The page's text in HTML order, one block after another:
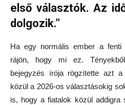
első választók. Az
dolgozik.”
Ha egy normális ember a fenti
rájön, hogy mi ez.
bejegyzés írója rögzítette azt
közül a 2026-os választásokig
is, hogy a fiatalok közül addigra